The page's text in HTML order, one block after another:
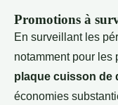
Promotions à
En surveillant les
notamment pour les
plaque cuisson de
économies